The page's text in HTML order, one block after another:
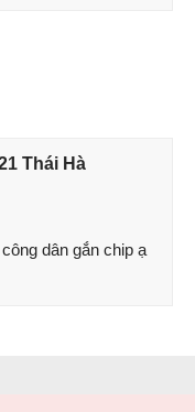
Thái Hà
dân gắn chip ạ